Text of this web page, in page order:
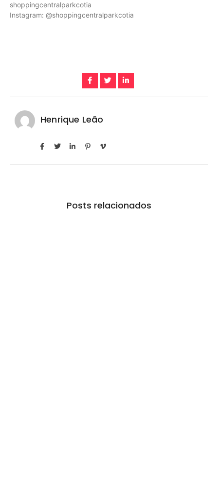
shoppingcentralparkcotia
Instagram: @shoppingcentralparkcotia
Henrique Leão
Posts relacionados